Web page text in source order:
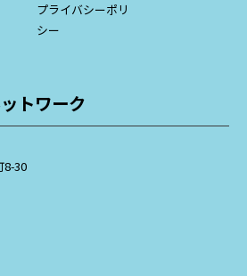
プライバシーポリ
シー
トワーク
8-30